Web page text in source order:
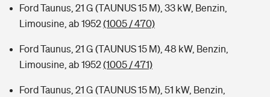
Ford Taunus, 21 G (TAUNUS 15 M), 33 kW, Benzin,
Limousine, ab 1952(1005 / 470)
Ford Taunus, 21 G (TAUNUS 15 M), 48 kW, Benzin,
Limousine, ab 1952(1005 / 471)
Ford Taunus, 21 G (TAUNUS 15 M), 51 kW, Benzin,